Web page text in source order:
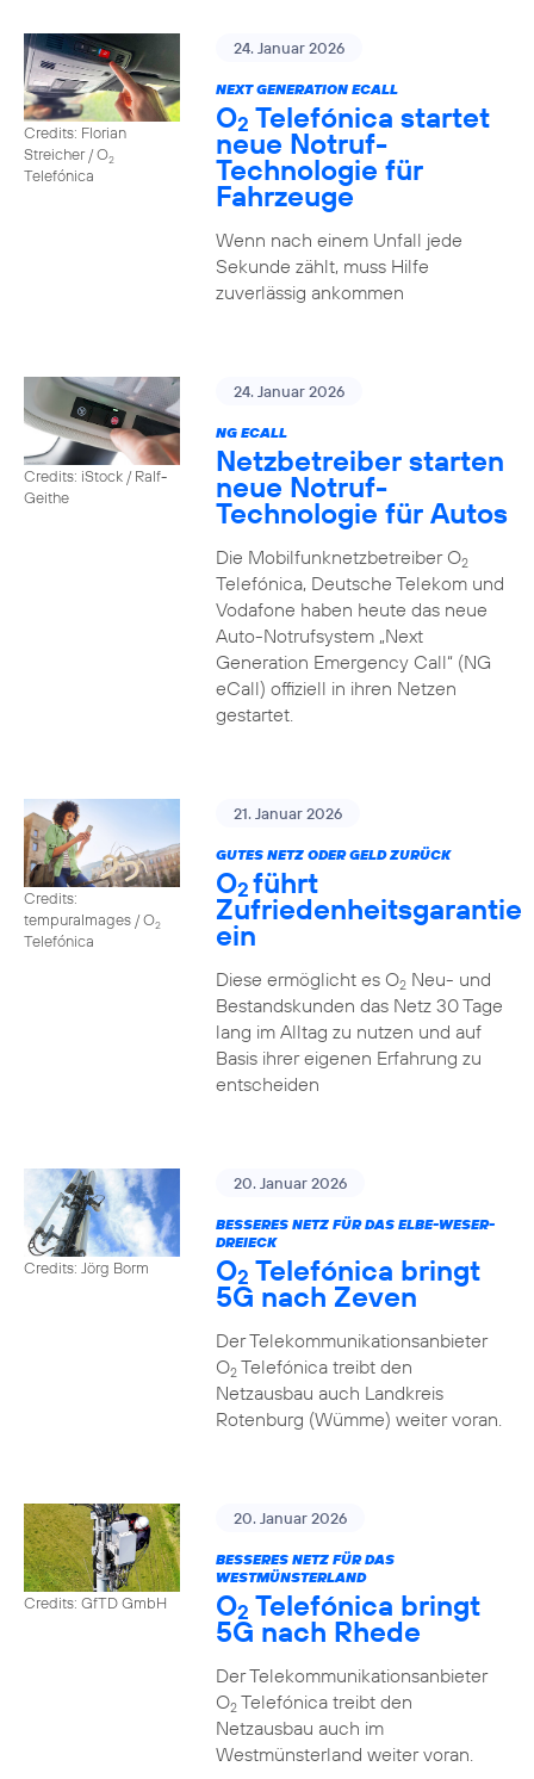
Credits: Florian
Streicher / O2
Telefónica
24. Januar 2026
NEXT GENERATION ECALL
O2 Telefónica startet
neue Notruf-
Technologie für
Fahrzeuge
Wenn nach einem Unfall jede
Sekunde zählt, muss Hilfe
zuverlässig ankommen
Credits: iStock / Ralf-
Geithe
24. Januar 2026
NG ECALL
Netzbetreiber starten
neue Notruf-
Technologie für Autos
Die Mobilfunknetzbetreiber O2
Telefónica, Deutsche Telekom und
Vodafone haben heute das neue
Auto-Notrufsystem „Next
Generation Emergency Call“ (NG
eCall) offiziell in ihren Netzen
gestartet.
Credits:
tempuraImages / O2
Telefónica
21. Januar 2026
GUTES NETZ ODER GELD ZURÜCK
O2führt
Zufriedenheitsgarantie
ein
Diese ermöglicht es O2Neu- und
Bestandskunden das Netz 30 Tage
lang im Alltag zu nutzen und auf
Basis ihrer eigenen Erfahrung zu
entscheiden
Credits: Jörg Borm
20. Januar 2026
BESSERES NETZ FÜR DAS ELBE-WESER-
DREIECK
O2 Telefónica bringt
5G nach Zeven
Der Telekommunikationsanbieter
O2Telefónica treibt den
Netzausbau auch Landkreis
Rotenburg (Wümme) weiter voran.
Credits: GfTD GmbH
20. Januar 2026
BESSERES NETZ FÜR DAS
WESTMÜNSTERLAND
O2 Telefónica bringt
5G nach Rhede
Der Telekommunikationsanbieter
O2Telefónica treibt den
Netzausbau auch im
Westmünsterland weiter voran.